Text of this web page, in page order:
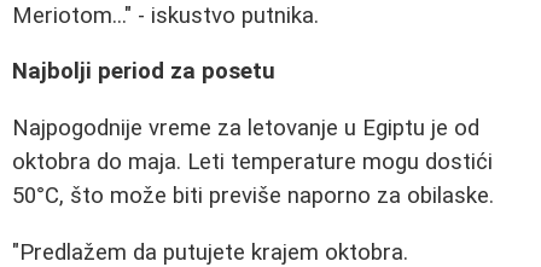
Meriotom..." - iskustvo putnika.
Najbolji period za posetu
Najpogodnije vreme za letovanje u Egiptu je od
oktobra do maja. Leti temperature mogu dostići
50°C, što može biti previše naporno za obilaske.
"Predlažem da putujete krajem oktobra.